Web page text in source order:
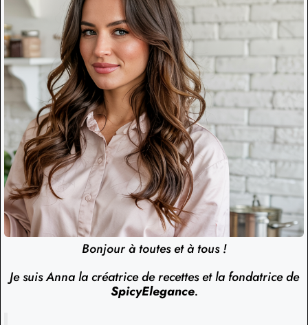
Bonjour à toutes et à tous !
Je suis Anna la créatrice de recettes et la fondatrice de
SpicyElegance.